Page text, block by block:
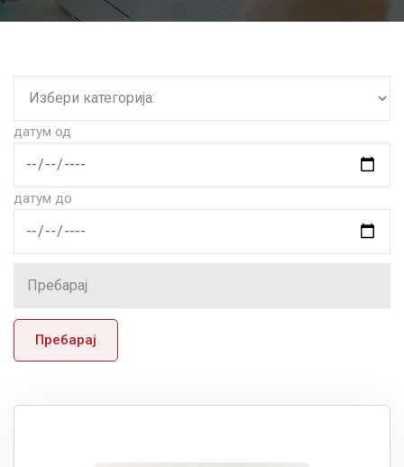
датум од
датум до
Пребарај